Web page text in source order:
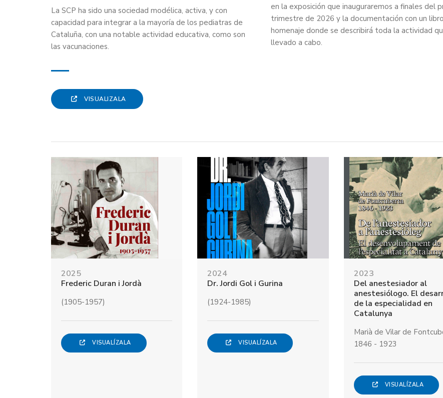
La SCP ha sido una sociedad modélica, activa, y con
capacidad para integrar a la mayoría de los pediatras de
Cataluña, con una notable actividad educativa, como son
las vacunaciones.
en la exposición que inauguraremos a finales del
trimestre de 2026 y la documentación con un
homenaje donde se describirá toda la actividad
llevado a cabo.
VISUALIZALA
2025
Frederic Duran i Jordà
(1905-1957)
VISUALÍZALA
2024
Dr. Jordi Gol i Gurina
(1924-1985)
VISUALÍZALA
2023
Del anestesiador al
anestesiólogo. El
de la especialidad en
Catalunya
Marià de Vilar de
1846 - 1923
VISUALÍZALA